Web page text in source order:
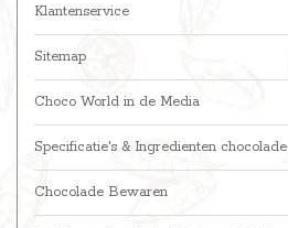
Klantenservice
Sitemap
Choco World in de Media
Specificatie's & Ingredienten chocolade
Chocolade Bewaren